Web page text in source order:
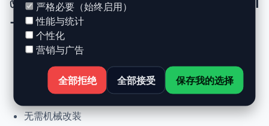
- 130ch Stage 1 升级优势
动力提升高达 +30%，扭矩提升 +25%
正常驾驶下优化油耗
可随时恢复原厂设置
无需机械改装
严格必要（始终启用）
性能与统计
个性化
营销与广告
全部拒绝 全部接受 保存我的选择